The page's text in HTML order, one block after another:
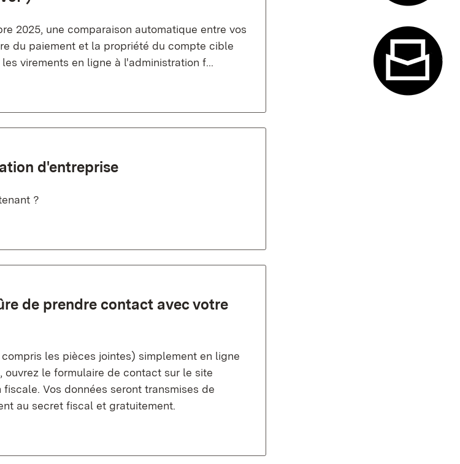
2025, une comparaison automatique entre vos
du paiement et la propriété du compte cible
virements en ligne à l'administration f...
d'entreprise
?
de prendre contact avec votre
les pièces jointes) simplement en ligne
ouvrez le formulaire de contact sur le site
Vos données seront transmises de
au secret fiscal et gratuitement.